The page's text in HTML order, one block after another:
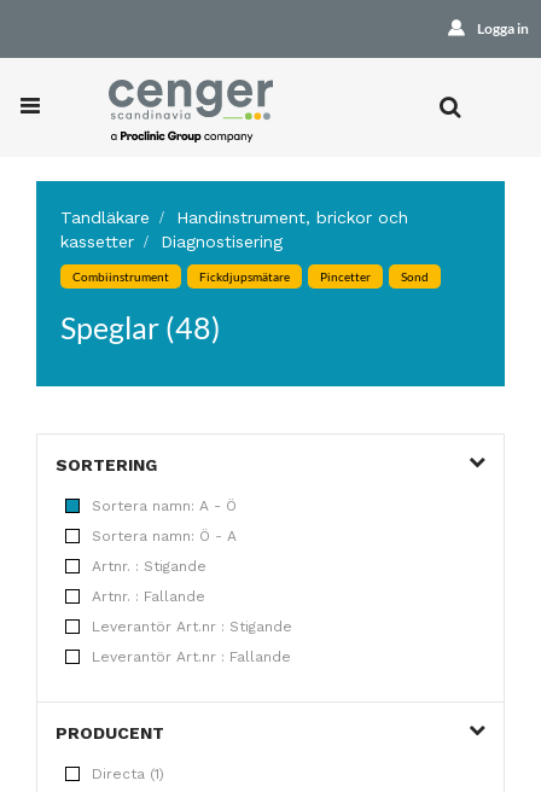
Logga in
Tandläkare
Handinstrument, brickor och
kassetter
Diagnostisering
Combiinstrument Fickdjupsmätare Pincetter Sond
Speglar (48)
SORTERING
Sortera namn: A - Ö
Sortera namn: Ö - A
Artnr. : Stigande
Artnr. : Fallande
Leverantör Art.nr : Stigande
Leverantör Art.nr : Fallande
PRODUCENT
Directa (1)